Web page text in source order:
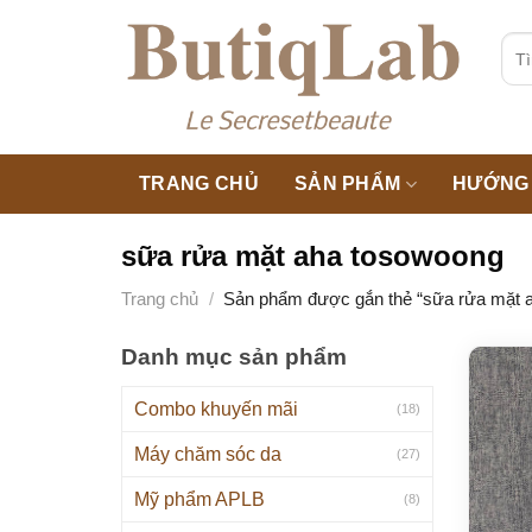
Tìm
TRANG CHỦ SẢN PHẨM
sữa rửa mặt aha tosowoong
Trang chủ / Sản phẩm được gắn thẻ “sữa rửa mặt
Danh mục sản phẩm
Combo khuyến mãi (18)
Máy chăm sóc da (27)
Mỹ phẩm APLB (8)